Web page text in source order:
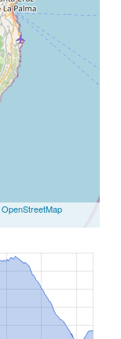
OpenStreetMap